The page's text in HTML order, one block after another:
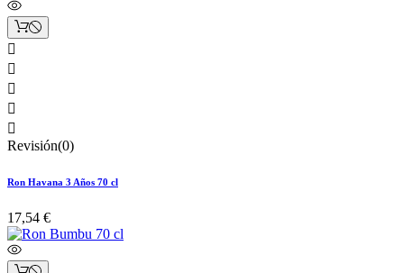





Revisión(0)
Ron Havana 3 Años 70 cl
17,54 €